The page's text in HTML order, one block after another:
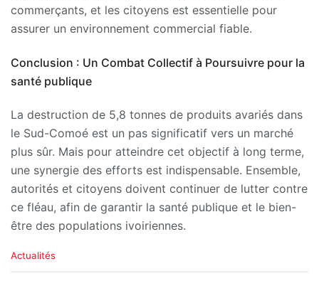
commerçants, et les citoyens est essentielle pour
assurer un environnement commercial fiable.
Conclusion : Un Combat Collectif à Poursuivre pour la
santé publique
La destruction de 5,8 tonnes de produits avariés dans
le Sud-Comoé est un pas significatif vers un marché
plus sûr. Mais pour atteindre cet objectif à long terme,
une synergie des efforts est indispensable. Ensemble,
autorités et citoyens doivent continuer de lutter contre
ce fléau, afin de garantir la santé publique et le bien-
être des populations ivoiriennes.
C
Actualités